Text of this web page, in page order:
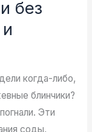
без
когда-либо,
блинчики?
Эти
соды,